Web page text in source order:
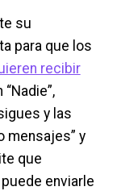
su
para que los
recibir
y las
mensajes” y
que
enviarle